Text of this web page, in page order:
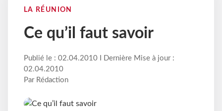
LA RÉUNION
Ce qu’il faut savoir
Publié le : 02.04.2010 I Dernière Mise à jour :
02.04.2010
Par Rédaction